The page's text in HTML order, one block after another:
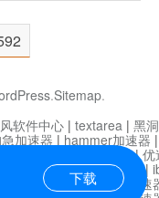
.Sitemap.
下载
软件中心 | textarea | 黑
加速器 | hammer加速器
迷雾通|优
橙加速器|anycast加速器 |
| 白石山|
小牛加速